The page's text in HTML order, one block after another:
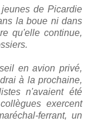
de Picardie
la boue ni dans
qu'elle continue,
en avion privé,
à la prochaine,
n'avaient été
exercent
ferrant, un